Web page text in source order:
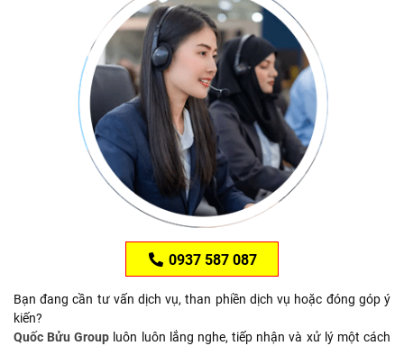
0937 587 087
Bạn đang cần tư vấn dịch vụ, than phiền dịch vụ hoặc đóng góp ý
kiến?
Quốc Bửu Group luôn luôn lắng nghe, tiếp nhận và xử lý một cách